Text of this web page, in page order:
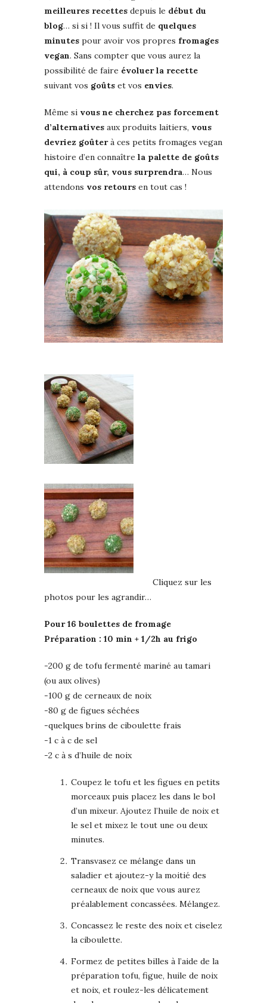
meilleures recettes depuis le début du
blog… si si ! Il vous suffit de quelques
minutes pour avoir vos propres fromages
vegan. Sans compter que vous aurez la
possibilité de faire évoluer la recette
suivant vos goûts et vos envies.
Même si vous ne cherchez pas forcement
d’alternatives aux produits laitiers, vous
devriez goûterà ces petits fromages vegan
histoire d’en connaître la palette de goûts
qui, à coup sûr, vous surprendra… Nous
attendons vos retours en tout cas !
Cliquez sur les
photos pour les agrandir…
Pour 16 boulettes de fromage
Préparation : 10 min + 1/2h au frigo
-200 g de tofu fermenté mariné au tamari
(ou aux olives)
-100 g de cerneaux de noix
-80 g de figues séchées
-quelques brins de ciboulette frais
-1 c à c de sel
-2 c à s d’huile de noix
Coupez le tofu et les figues en petits
morceaux puis placez les dans le bol
d’un mixeur. Ajoutez l’huile de noix et
le sel et mixez le tout une ou deux
minutes.
Transvasez ce mélange dans un
saladier et ajoutez-y la moitié des
cerneaux de noix que vous aurez
préalablement concassées. Mélangez.
Concassez le reste des noix et ciselez
la ciboulette.
Formez de petites billes à l’aide de la
préparation tofu, figue, huile de noix
et noix, et roulez-les délicatement